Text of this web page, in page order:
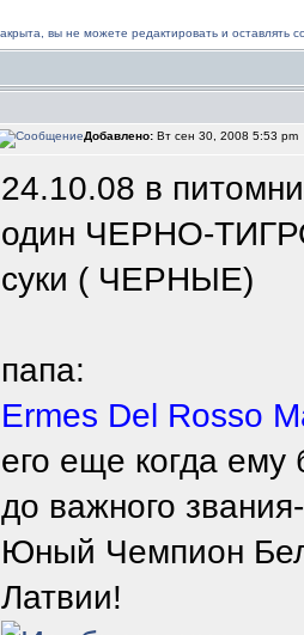
Добавлено: Вт сен 30, 2008 5:53 pm
24.10.08 в
один ЧЕРНО-
суки ( ЧЕРНЫЕ)
папа:
Ermes Del Rosso
его еще когда
до важного
Юный Чемпион
Латвии!